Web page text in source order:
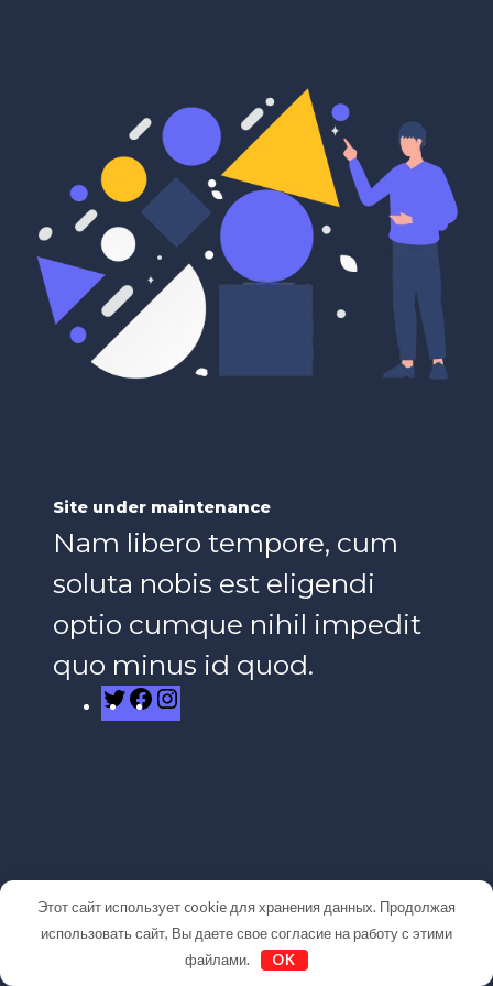
Site under maintenance
Nam libero tempore, cum
soluta nobis est eligendi
optio cumque nihil impedit
quo minus id quod.
TwitterFacebook
Этот сайт использует cookie для хранения данных. Продолжая
использовать сайт, Вы даете свое согласие на работу с этими
файлами.
OK